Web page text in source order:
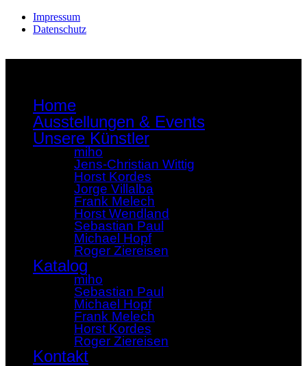
Impressum
Datenschutz
Home
Ausstellungen & Events
Unsere Künstler
miho
Jens-Christian Wittig
Horst Kordes
Jorge Villalba
Frank Melech
Horst Wendland
Sebastian Paul
Michael Hopf
Roger Ziereisen
Katalog
miho
Sebastian Paul
Michael Hopf
Frank Melech
Horst Kordes
Roger Ziereisen
Kontakt